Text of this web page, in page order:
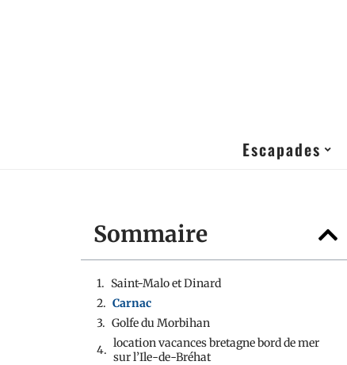
Escapades
Sommaire
Saint-Malo et Dinard
Carnac
Golfe du Morbihan
location vacances bretagne bord de mer
sur l’Ile-de-Bréhat